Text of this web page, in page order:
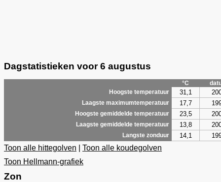
Dagstatistieken voor 6 augustus
°C
Hoogste temperatuur
31,1
Laagste maximumtemperatuur 17,7
Hoogste gemiddelde temperatuur 23,5
Laagste gemiddelde temperatuur 13,8
Langste zonduur 14,1
Toon alle hittegolven
Toon alle koudegolven
Toon Hellmann-grafiek
Zon